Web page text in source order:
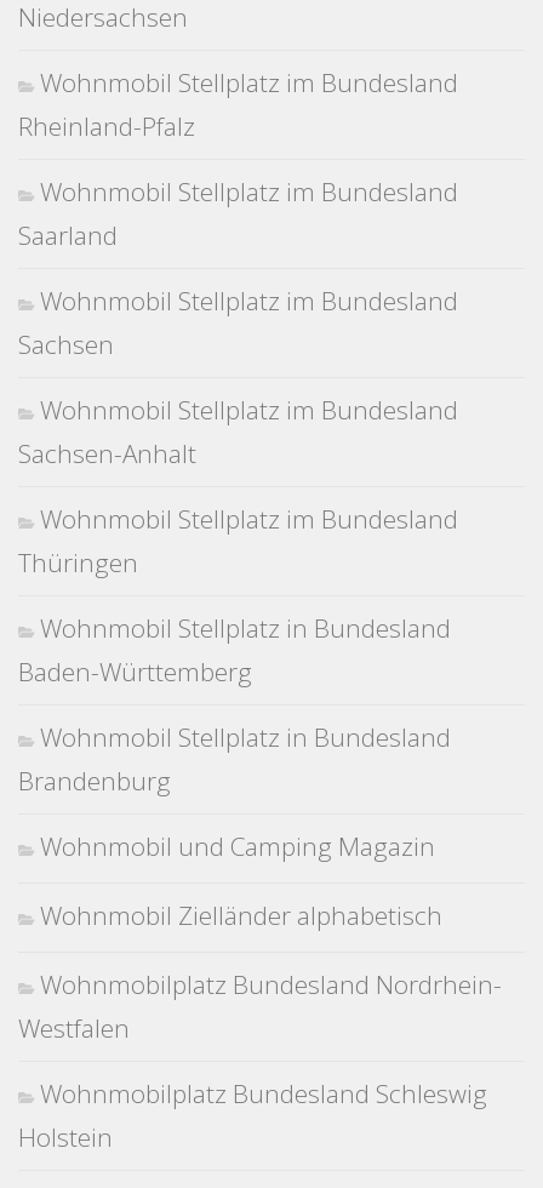
Niedersachsen
Wohnmobil Stellplatz im Bundesland
Rheinland-Pfalz
Wohnmobil Stellplatz im Bundesland
Saarland
Wohnmobil Stellplatz im Bundesland
Sachsen
Wohnmobil Stellplatz im Bundesland
Sachsen-Anhalt
Wohnmobil Stellplatz im Bundesland
Thüringen
Wohnmobil Stellplatz in Bundesland
Baden-Württemberg
Wohnmobil Stellplatz in Bundesland
Brandenburg
Wohnmobil und Camping Magazin
Wohnmobil Zielländer alphabetisch
Wohnmobilplatz Bundesland Nordrhein-
Westfalen
Wohnmobilplatz Bundesland Schleswig
Holstein